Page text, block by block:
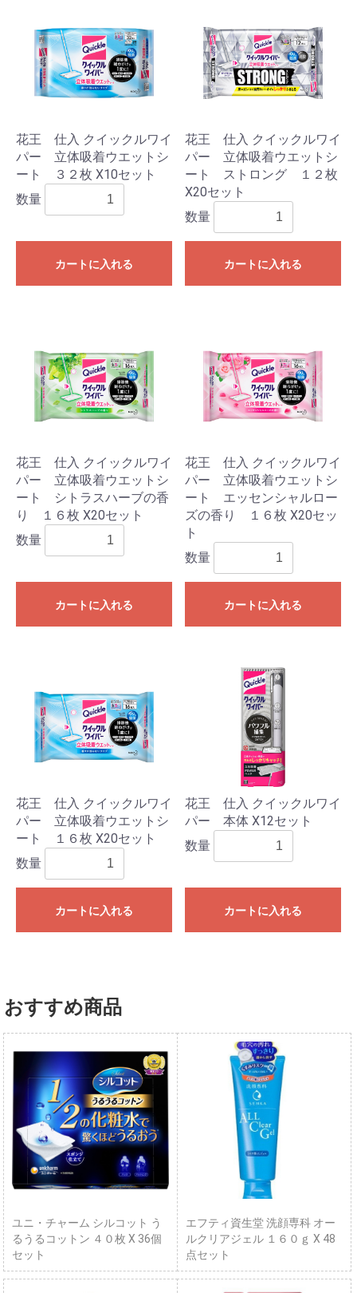
花王 仕入 クイックルワイ
パー 立体吸着ウエットシ
ート ３２枚 X10セット
数量
カートに入れる
花王 仕入 クイックルワイ
パー 立体吸着ウエットシ
ート ストロング １２枚
X20セット
数量
カートに入れる
花王 仕入 クイックルワイ
パー 立体吸着ウエットシ
ート シトラスハーブの香
り １６枚 X20セット
数量
カートに入れる
花王 仕入 クイックルワイ
パー 立体吸着ウエットシ
ート エッセンシャルロー
ズの香り １６枚 X20セッ
ト
数量
カートに入れる
花王 仕入 クイックルワイ
パー 立体吸着ウエットシ
ート １６枚 X20セット
数量
カートに入れる
花王 仕入 クイックルワイ
パー 本体 X12セット
数量
カートに入れる
おすすめ商品
ユニ・チャーム シルコット う
るうるコットン ４０枚 X 36個
セット
エフティ資生堂 洗顔専科 オー
ルクリアジェル １６０ｇ X 48
点セット